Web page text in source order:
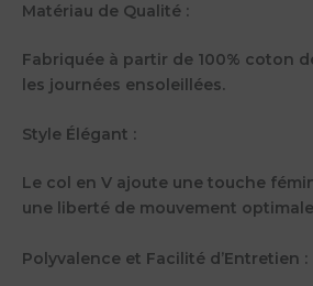
Matériau de Qualité :
Fabriquée à partir de 100% coton
les journées ensoleillées.
Style Élégant :
Le col en V ajoute une touche
une liberté de mouvement
Polyvalence et Facilité d’Entretien :